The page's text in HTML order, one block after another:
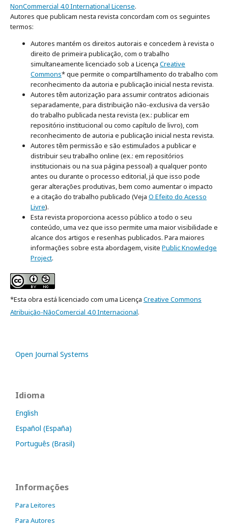
NonCommercial 4.0 International License.
Autores que publicam nesta revista concordam com os seguintes
termos:
Autores mantém os direitos autorais e concedem à revista o
direito de primeira publicação, com o trabalho
simultaneamente licenciado sob a Licença Creative
Commons* que permite o compartilhamento do trabalho com
reconhecimento da autoria e publicação inicial nesta revista.
Autores têm autorização para assumir contratos adicionais
separadamente, para distribuição não-exclusiva da versão
do trabalho publicada nesta revista (ex.: publicar em
repositório institucional ou como capítulo de livro), com
reconhecimento de autoria e publicação inicial nesta revista.
Autores têm permissão e são estimulados a publicar e
distribuir seu trabalho online (ex.: em repositórios
institucionais ou na sua página pessoal) a qualquer ponto
antes ou durante o processo editorial, já que isso pode
gerar alterações produtivas, bem como aumentar o impacto
e a citação do trabalho publicado (Veja O Efeito do Acesso
Livre).
Esta revista proporciona acesso público a todo o seu
conteúdo, uma vez que isso permite uma maior visibilidade e
alcance dos artigos e resenhas publicados. Para maiores
informações sobre esta abordagem, visite Public Knowledge
Project.
*Esta obra está licenciado com uma Licença Creative Commons
Atribuição-NãoComercial 4.0 Internacional.
Open Journal Systems
Idioma
English
Español (España)
Português (Brasil)
Informações
Para Leitores
Para Autores